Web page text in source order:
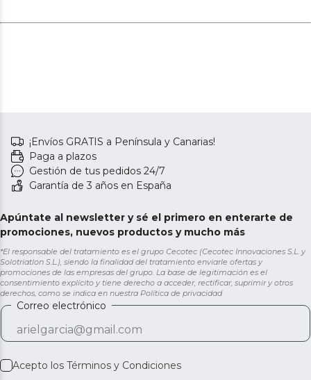
¡Envíos GRATIS a Península y Canarias!
Paga a plazos
Gestión de tus pedidos 24/7
Garantía de 3 años en España
Apúntate al newsletter y sé el primero en enterarte de
promociones, nuevos productos y mucho más
*El responsable del tratamiento es el grupo Cecotec (Cecotec Innovaciones S.L. y
Solotriatlon S.L.), siendo la finalidad del tratamiento enviarle ofertas y
promociones de las empresas del grupo. La base de legitimación es el
consentimiento explícito y tiene derecho a acceder, rectificar, suprimir y otros
derechos, como se indica en nuestra Política de privacidad
Correo electrónico
Acepto los Términos y Condiciones